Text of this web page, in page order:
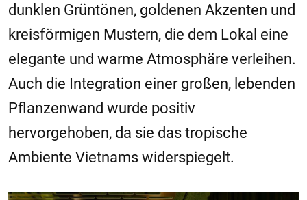
dunklen Grüntönen, goldenen Akzenten und
kreisförmigen Mustern, die dem Lokal eine
elegante und warme Atmosphäre verleihen.
Auch die Integration einer großen, lebenden
Pflanzenwand wurde positiv
hervorgehoben, da sie das tropische
Ambiente Vietnams widerspiegelt.